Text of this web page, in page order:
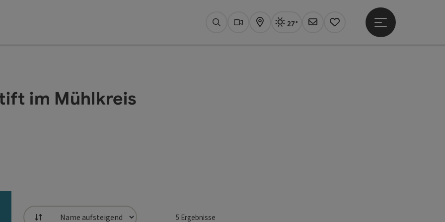
SuchenWebcams
KarteAktuelles Wetter Linz, sonnig
27°
Newsletter
Merkzettel
Hauptmenü öffnen
im Mühlkreis
5 Ergebnisse